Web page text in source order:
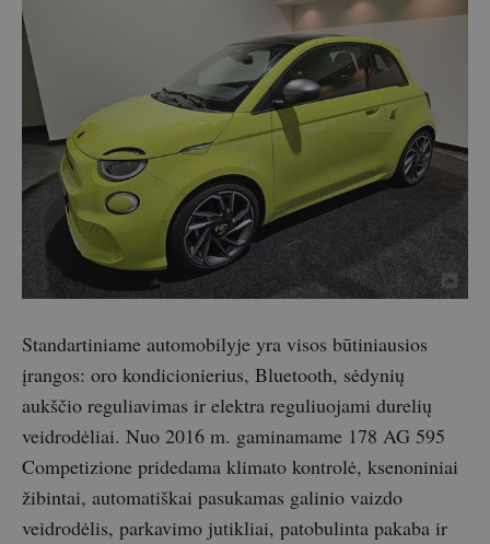
Standartiniame automobilyje yra visos būtiniausios
įrangos: oro kondicionierius, Bluetooth, sėdynių
aukščio reguliavimas ir elektra reguliuojami durelių
veidrodėliai. Nuo 2016 m. gaminamame 178 AG 595
Competizione pridedama klimato kontrolė, ksenoniniai
žibintai, automatiškai pasukamas galinio vaizdo
veidrodėlis, parkavimo jutikliai, patobulinta pakaba ir